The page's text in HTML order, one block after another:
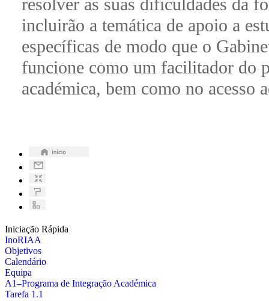
resolver as suas dificuldades da
incluirão a temática de apoio a
específicas de modo que o
funcione como um facilitador do
académica, bem como no
Iniciação Rápida
InoRIAA
Objetivos
Calendário
Equipa
A1–Programa de Integração Académica
Tarefa 1.1